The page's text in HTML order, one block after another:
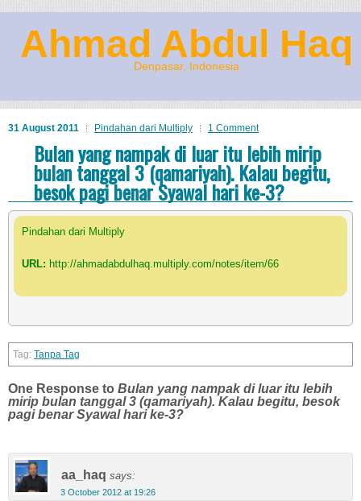
Ahmad Abdul Haq
Denpasar, Indonesia
31 August 2011 Pindahan dari Multiply 1 Comment
Bulan yang nampak di luar itu lebih mirip
bulan tanggal 3 (qamariyah). Kalau begitu,
besok pagi benar Syawal hari ke-3?
Pindahan dari Multiply
URL: http://ahmadabdulhaq.multiply.com/notes/item/66
Tanpa Tag
One Response to Bulan yang nampak di luar itu lebih
mirip bulan tanggal 3 (qamariyah). Kalau begitu, besok
pagi benar Syawal hari ke-3?
aa_haq says:
3 October 2012 at 19:26